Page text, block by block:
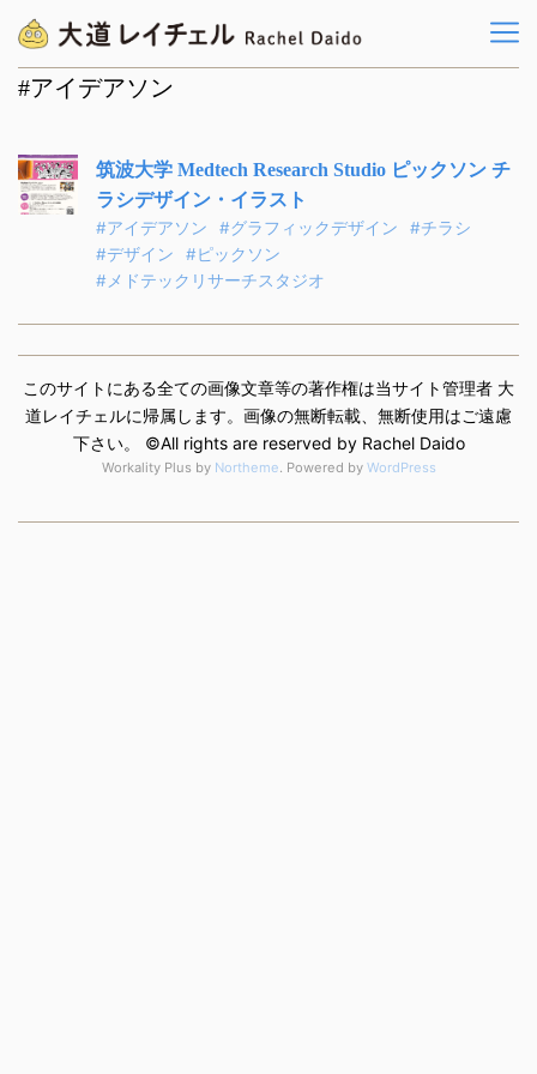
#アイデアソン
筑波大学 Medtech Research Studio ピックソン チ
ラシデザイン・イラスト
#アイデアソン #グラフィックデザイン
#チラシ
#デザイン
#ピックソン
#メドテックリサーチスタジオ
このサイトにある全ての画像文章等の著作権は当サイト管理者 大
道レイチェルに帰属します。画像の無断転載、無断使用はご遠慮
下さい。 ©️All rights are reserved by Rachel Daido
Workality Plus by Northeme. Powered by WordPress